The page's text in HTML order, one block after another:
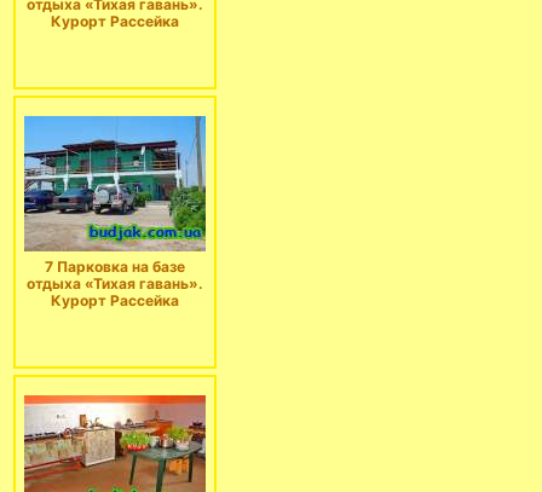
отдыха «Тихая гавань».
Курорт Рассейка
7 Парковка на базе
отдыха «Тихая гавань».
Курорт Рассейка